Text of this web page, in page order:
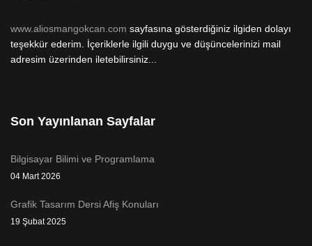
www.aliosmangokcan.com sayfasına gösterdiğiniz ilgiden dolayı
teşekkür ederim. İçeriklerle ilgili duygu ve düşüncelerinizi mail
adresim üzerinden iletebilirsiniz...
Son Yayınlanan Sayfalar
Bilgisayar Bilimi ve Programlama
04 Mart 2026
Grafik Tasarım Dersi Afiş Konuları
19 Şubat 2025